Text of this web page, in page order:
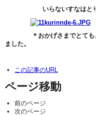
いらないすなはとりの
＊おかげさまでとてもき
ました。
この記事のURL
ページ移動
前のページ
次のページ